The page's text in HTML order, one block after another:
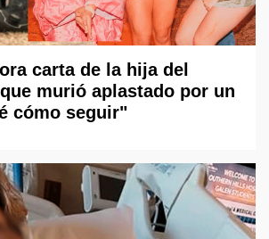
carta de la hija del
murió aplastado por un
cómo seguir"